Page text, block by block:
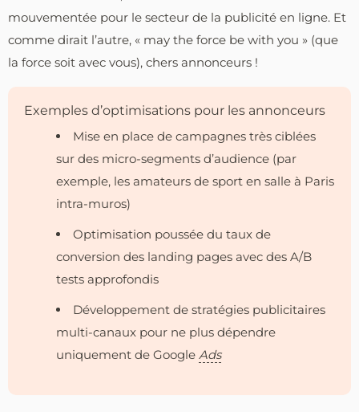
mouvementée pour le secteur de la publicité en ligne. Et
comme dirait l’autre, « may the force be with you » (que
la force soit avec vous), chers annonceurs !
Exemples d’optimisations pour les annonceurs
Mise en place de campagnes très ciblées
sur des micro-segments d’audience (par
exemple, les amateurs de sport en salle à Paris
intra-muros)
Optimisation poussée du taux de
conversion des landing pages avec des A/B
tests approfondis
Développement de stratégies publicitaires
multi-canaux pour ne plus dépendre
uniquement de Google Ads